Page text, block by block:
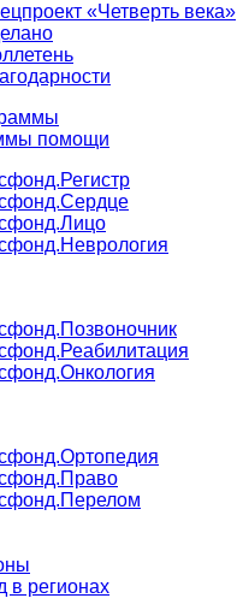
«Четверть века»
помощи
Регистр
Сердце
Лицо
Неврология
Позвоночник
Реабилитация
Онкология
Ортопедия
Право
Перелом
в регионах